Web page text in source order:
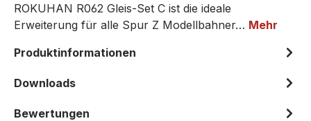
ROKUHAN R062 Gleis-Set C ist die ideale
Erweiterung für alle Spur Z Modellbahner… Mehr
Produktinformationen
Downloads
Bewertungen